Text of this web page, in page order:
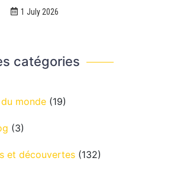
1 July 2026
catégories
monde (19)
(3)
et découvertes (132)